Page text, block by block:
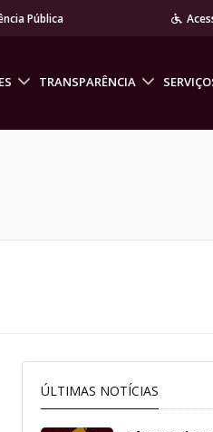
Pública
TRANSPARÊNCIA
ÚLTIMAS NOTÍCIAS